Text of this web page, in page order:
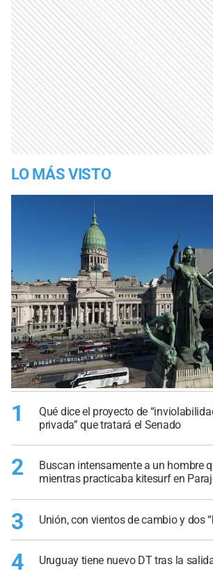
LO MÁS VISTO
1
Qué dice el proyecto de
privada” que tratará el Senado
2
Buscan intensamente a un hombre
mientras practicaba kitesurf en
3 Unión, con vientos de cambio y dos
4 Uruguay tiene nuevo DT tras la